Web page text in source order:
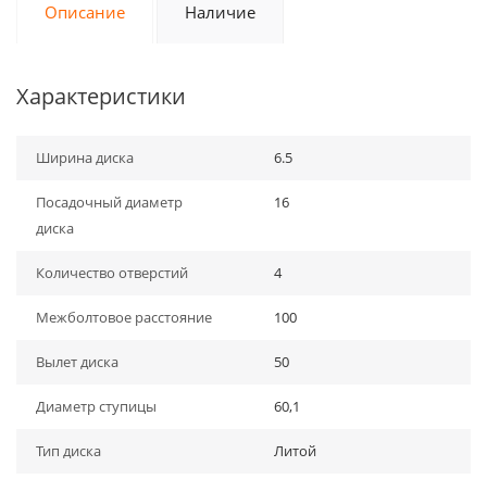
Описание Наличие
Характеристики
Ширина диска 6.5
Посадочный диаметр
диска
16
Количество отверстий 4
Межболтовое расстояние 100
Вылет диска 50
Диаметр ступицы 60,1
Тип диска Литой